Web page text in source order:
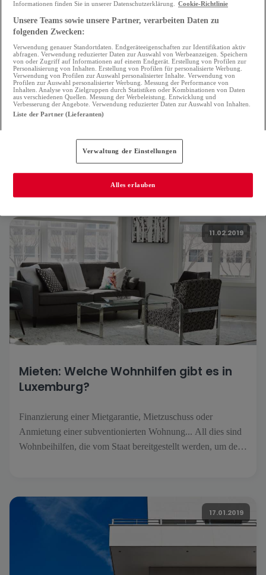
Immobiliensuche:
Gebrauchsanweisung
Sie werden umziehen und sind auf der Suche nach der
perfekten Wohnung? Festlegen Ihrer Kriterien, Auswahl der
Anzeigen, Besichtigungen... Seien Sie sicher, dass Sie die
perfekte Wohnung finden, wenn Sie unsere Tipps zur
Wohnungssuche befolgen. Die Kriterien richtig definieren
können, ist, eine Liste [...] zu erstellen.
11.02.2019
Mieten: Welche Wohnhilfen gibt es in
Luxemburg?
Finanzierung einer Mietgarantie, Mietzuschuss oder
Anmietung einer subventionierten Wohnung... All dies sind
Wohnbeihilfen, die vom Staat bereitgestellt werden, um den
mieten möchten, aber nicht über die [...]].
17.01.2019
Informationen finden Sie in unserer Datenschutzerklärung. Cookie-Richtlinie
Unsere Teams sowie unsere Partner, verarbeiten Daten zu
folgenden Zwecken:
Verwendung genauer Standortdaten. Endgeräteeigenschaften zur Identifikation aktiv
abfragen. Verwendung reduzierter Daten zur Auswahl von Werbeanzeigen. Speichern
von oder Zugriff auf Informationen auf einem Endgerät. Erstellung von Profilen zur
Personalisierung von Inhalten. Erstellung von Profilen für personalisierte Werbung.
Verwendung von Profilen zur Auswahl personalisierter Inhalte. Verwendung von
Profilen zur Auswahl personalisierter Werbung. Messung der Performance von
Inhalten. Analyse von Zielgruppen durch Statistiken oder Kombinationen von Daten
aus verschiedenen Quellen. Messung der Werbeleistung. Entwicklung und
Verbesserung der Angebote. Verwendung reduzierter Daten zur Auswahl von Inhalten.
Liste der Partner (Lieferanten)
Verwaltung der Einstellungen
Alles erlauben